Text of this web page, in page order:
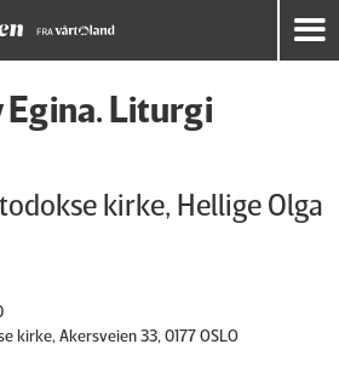
Liturgi
kirke, Hellige Olga
kirke, Akersveien 33, 0177 OSLO